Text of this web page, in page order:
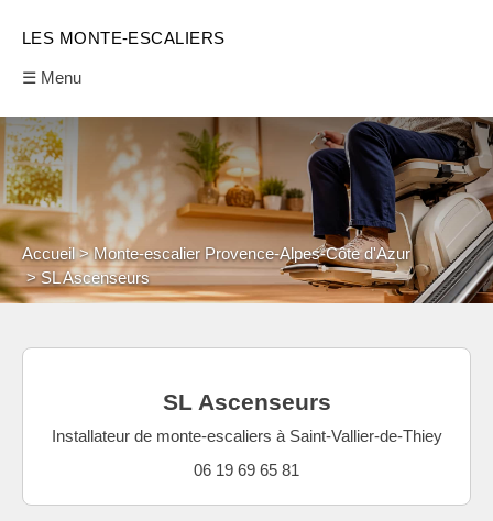
LES MONTE-ESCALIERS
☰ Menu
Accueil
Monte-escalier Provence-Alpes-Côte d'Azur
SL Ascenseurs
SL Ascenseurs
Installateur de monte-escaliers à Saint-Vallier-de-Thiey
06 19 69 65 81